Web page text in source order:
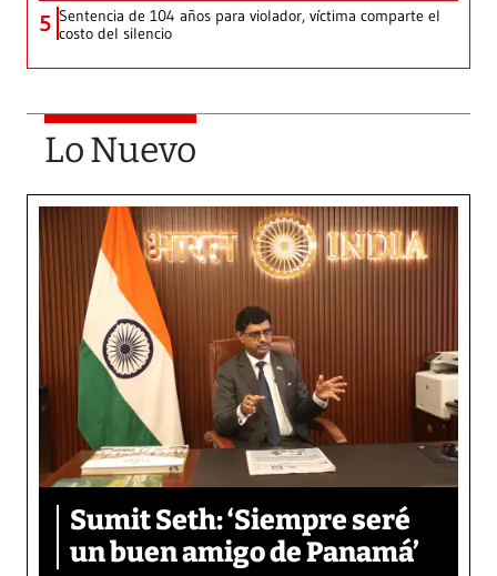
5 Sentencia de 104 años para violador, víctima comparte el
costo del silencio
Lo Nuevo
Sumit Seth: ‘Siempre seré
un buen amigo de Panamá’